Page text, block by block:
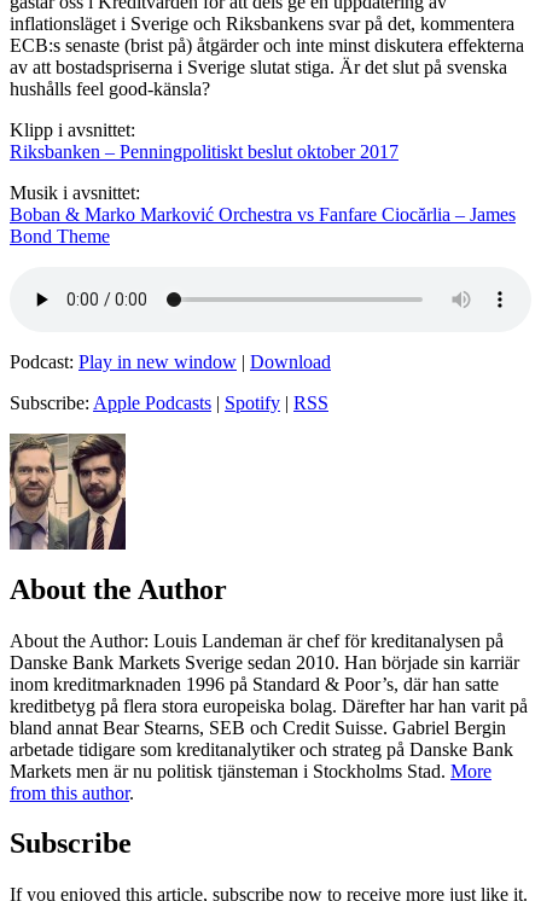
inflationsläget i Sverige och Riksbankens svar på det, kommentera
ECB:s senaste (brist på) åtgärder och inte minst diskutera effekterna
av att bostadspriserna i Sverige slutat stiga. Är det slut på svenska
hushålls feel good-känsla?
Klipp i avsnittet:
Riksbanken – Penningpolitiskt beslut oktober 2017
Musik i avsnittet:
Boban & Marko Marković Orchestra vs Fanfare Ciocărlia – James
Bond Theme
Podcast: Play in new window | Download
Subscribe: Apple Podcasts | Spotify | RSS
About the Author
About the Author: Louis Landeman är chef för kreditanalysen på
Danske Bank Markets Sverige sedan 2010. Han började sin karriär
inom kreditmarknaden 1996 på Standard & Poor’s, där han satte
kreditbetyg på flera stora europeiska bolag. Därefter har han varit på
bland annat Bear Stearns, SEB och Credit Suisse. Gabriel Bergin
arbetade tidigare som kreditanalytiker och strateg på Danske Bank
Markets men är nu politisk tjänsteman i Stockholms Stad. More
from this author.
Subscribe
If you enjoyed this article, subscribe now to receive more just like it.